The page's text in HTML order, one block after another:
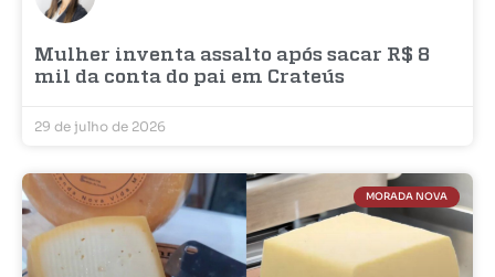
Mulher inventa assalto após sacar R$ 8
mil da conta do pai em Crateús
29 de julho de 2026
MORADA NOVA